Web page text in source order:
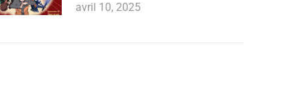
avril 10, 2025